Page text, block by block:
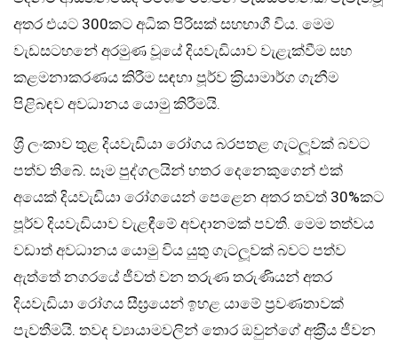
අතර එයට 300කට අධික පිරිසක් සහභාගී විය. මෙම
වැඩසටහනේ අරමුණ වූයේ දියවැඩියාව වැළැක්වීම සහ
කළමනාකරණය කිරීම සඳහා පූර්ව ක‍්‍රියාමාර්ග ගැනීම
පිළිබඳව අවධානය යොමු කිරීමයි.
ශ‍්‍රී ලංකාව තුළ දියවැඩියා රෝගය බරපතළ ගැටලූවක් බවට
පත්ව තිබේ. සෑම පුද්ගලයින් හතර දෙනෙකුගෙන් එක්
අයෙක් දියවැඩියා රෝගයෙන් පෙළෙන අතර තවත් 30%කට
පූර්ව දියවැඩියාව වැළඳීමේ අවදානමක් පවතී. මෙම තත්වය
වඩාත් අවධානය යොමු විය යුතු ගැටලූවක් බවට පත්ව
ඇත්තේ නගරයේ ජීවත් වන තරුණ තරුණියන් අතර
දියවැඩියා රෝගය සීඝ‍්‍රයෙන් ඉහළ යාමේ ප‍්‍රවණතාවක්
පැවතීමයි. තවද ව්‍යායාමවලින් තොර ඔවුන්ගේ අක‍්‍රීය ජීවන